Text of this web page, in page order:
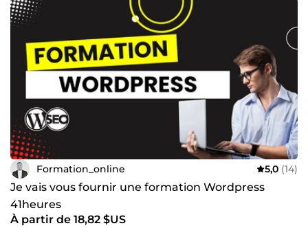
ne peut pas nier que le digital constitue une très grande
partie de nos vies. Il faut le maîtriser parfaitement pour
obtenir des résultats optimaux. En effet, certains outils,
tels que Facebook Ads, Google Ads et LinkedIn Ads sont
également abordés et bien détaillés pour vous assister à
mieux comprendre leur importance et en quoi ils vous
seront idéalement utiles. Mon objectif est le suivant :
Partager mes connaissances d’une façon simple, concise
et conviviale avec de simples stratégies pratiques afin que
tout le monde puisse en tirer profit le plus rapidement
possible et de manière efficace.
Formation_online 5,0 (14)
Je vais vous fournir une formation Wordpress
41heures
À partir de 18,82 $US